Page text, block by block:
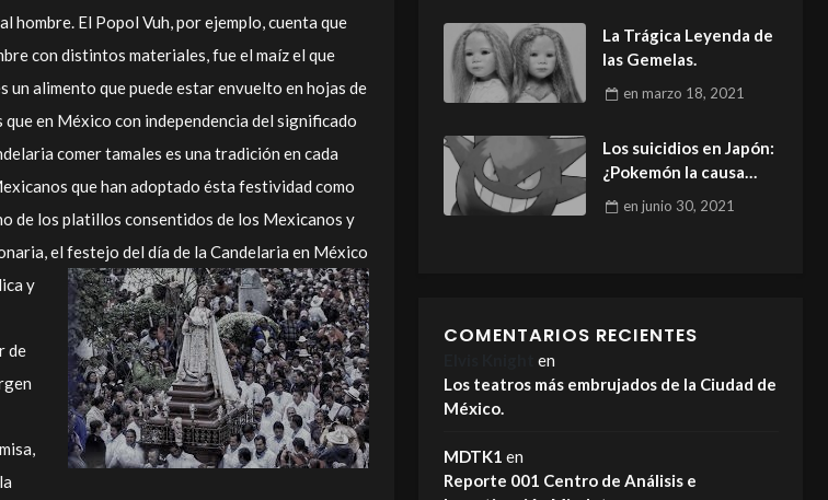
hombre. El Popol Vuh, por ejemplo, cuenta que
con distintos materiales, fue el maíz el que
alimento que puede estar envuelto en hojas de
en México con independencia del significado
comer tamales es una tradición en cada
que han adoptado ésta festividad como
de los platillos consentidos de los Mexicanos y
el festejo del día de la Candelaria en México
y
de
La Trágica Leyenda de
las Gemelas.
enmarzo 18, 2021
Los suicidios en Japón:
¿Pokemón la causa
mortal?
enjunio 30, 2021
COMENTARIOS RECIENTES
en
Los teatros más embrujados de la Ciudad de
México.
MDTK1 en
Reporte 001 Centro de Análisis e